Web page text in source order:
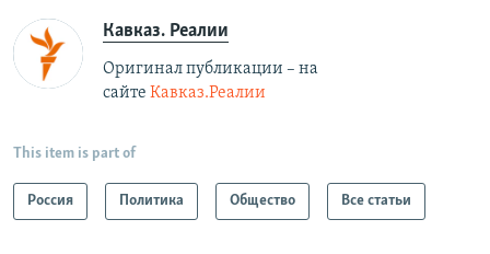
Кавказ. Реалии
Оригинал публикации – на
сайте Кавказ.Реалии
This item is part of
Россия Политика Общество Все статьи